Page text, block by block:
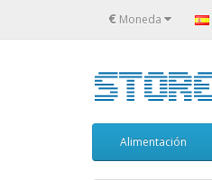
€ Moneda
Alimentación